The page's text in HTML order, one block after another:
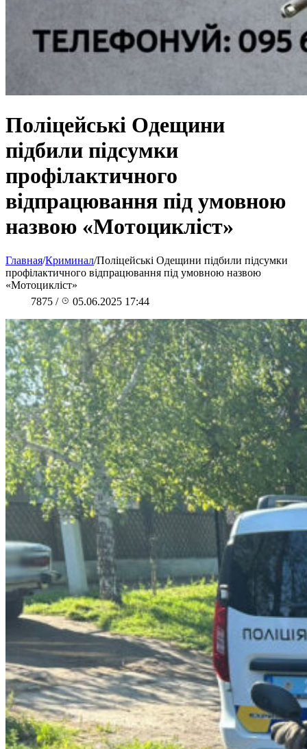
Поліцейські Одещини
підбили підсумки
профілактичного
відпрацювання під умовною
назвою «Мотоцикліст»
Главная/Криминал/Поліцейські Одещини підбили підсумки
профілактичного відпрацювання під умовною назвою
«Мотоцикліст»
7875 / 05.06.2025 17:44